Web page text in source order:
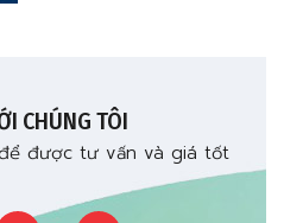
CHÚNG TÔI
được tư vấn và giá tốt